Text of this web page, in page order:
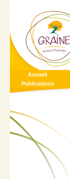
Accueil
Publications